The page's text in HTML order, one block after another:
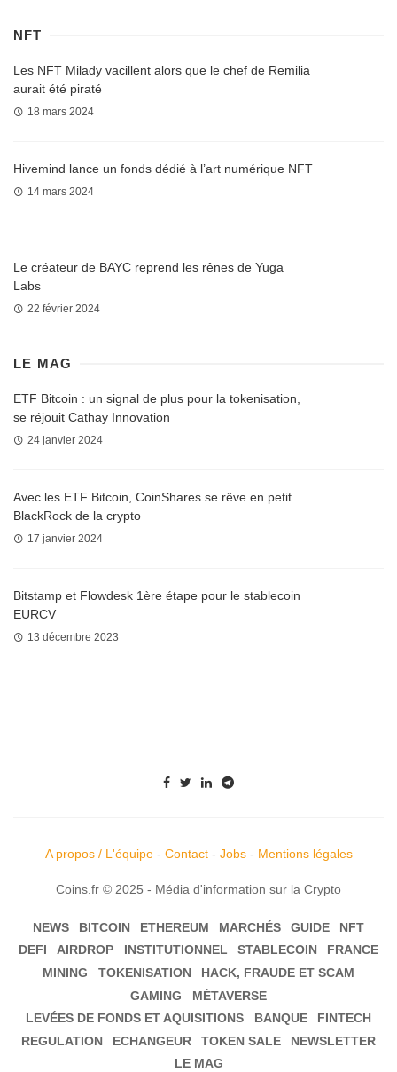
NFT
Les NFT Milady vacillent alors que le chef de Remilia
aurait été piraté
18 mars 2024
Hivemind lance un fonds dédié à l’art numérique NFT
14 mars 2024
Le créateur de BAYC reprend les rênes de Yuga
Labs
22 février 2024
LE MAG
ETF Bitcoin : un signal de plus pour la tokenisation,
se réjouit Cathay Innovation
24 janvier 2024
Avec les ETF Bitcoin, CoinShares se rêve en petit
BlackRock de la crypto
17 janvier 2024
Bitstamp et Flowdesk 1ère étape pour le stablecoin
EURCV
13 décembre 2023
A propos / L'équipe- Contact- Jobs- Mentions légales
Coins.fr © 2025 - Média d'information sur la Crypto
NEWS BITCOIN ETHEREUM MARCHÉS GUIDE
NFT
DEFI
AIRDROP INSTITUTIONNEL STABLECOIN
FRANCE
MINING
TOKENISATION
HACK, FRAUDE ET SCAM
GAMING
MÉTAVERSE
LEVÉES DE FONDS ET AQUISITIONS
BANQUE
FINTECH
REGULATION
ECHANGEUR TOKEN SALE
NEWSLETTER
LE MAG